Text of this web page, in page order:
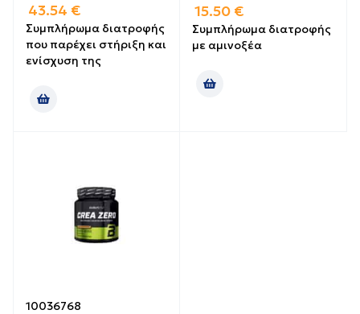
43.54 €
Συμπλήρωμα διατροφής
που παρέχει στήριξη και
ενίσχυση της
15.50 €
Συμπλήρωμα διατροφής
με αμινοξέα
10036768